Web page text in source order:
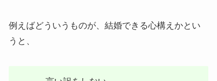
例えばどういうものが、結婚できる心構えかとい
うと、